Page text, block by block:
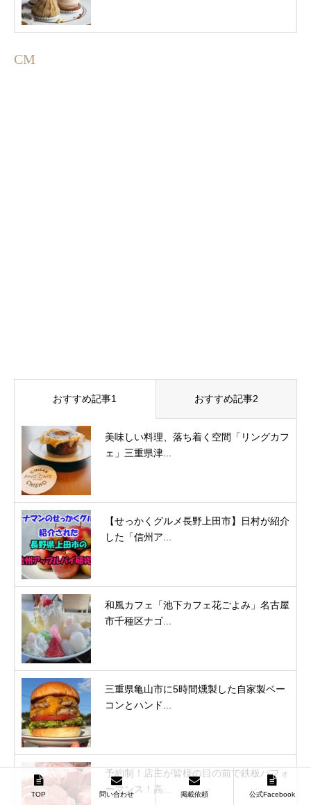
CM
おすすめ記事1 おすすめ記事2
美味しい料理、落ち着く空間「リングカフ
ェ」三重県津...
【せっかくグルメ長野上田市】日村が紹介
した「信州ア...
和風カフェ「池下カフェ花ごよみ」名古屋
市千種区ナゴ...
三重県亀山市に5時間燻製した自家製ベー
コンとハンド...
予約制！店主が皆様の目の前で鉄板パフォ
ーマンス！高...
TOP 問い合わせ 掲載依頼 公式Facebook